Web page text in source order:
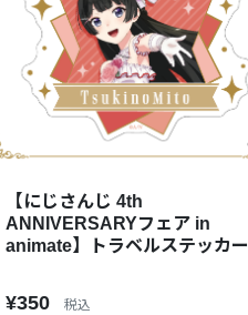
【にじさんじ 4th
ANNIVERSARYフェア in
animate】トラベルステッカー
¥350 税込